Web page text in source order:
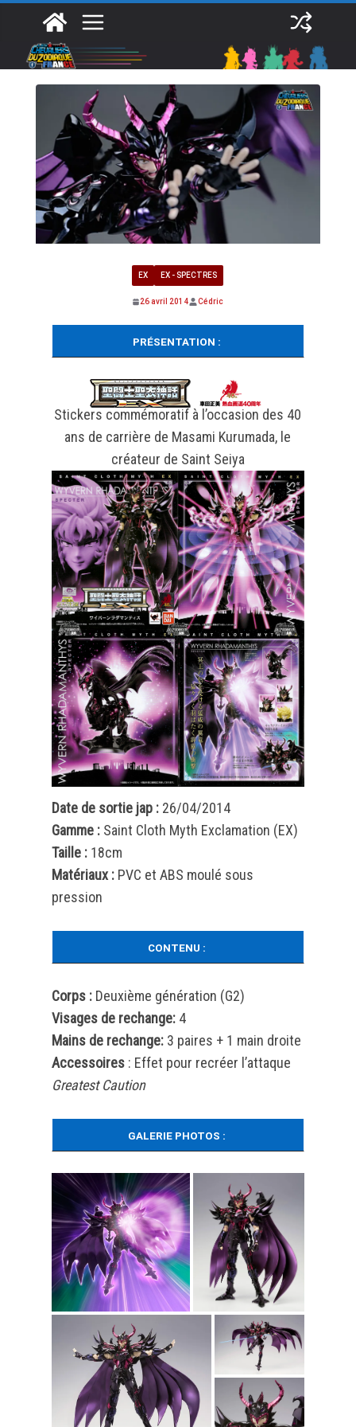
contenu
EX EX - SPECTRES
26 avril 2014 Cédric
PRÉSENTATION :
Stickers commémoratif à l’occasion des 40
ans de carrière de Masami Kurumada, le
créateur de Saint Seiya
Date de sortie jap :26/04/2014
Gamme : Saint Cloth Myth Exclamation (EX)
Taille :18cm
Matériaux :PVC et ABS moulé sous
pression
CONTENU :
Corps :Deuxième génération (G2)
Visages de rechange:4
Mains de rechange:3 paires + 1 main droite
Accessoires: Effet pour recréer l’attaque
Greatest Caution
GALERIE PHOTOS :